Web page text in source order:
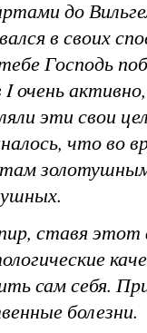
до
в своих
Господь
I очень
эти свои
что во
ставя этот
сам себя.
болезни.